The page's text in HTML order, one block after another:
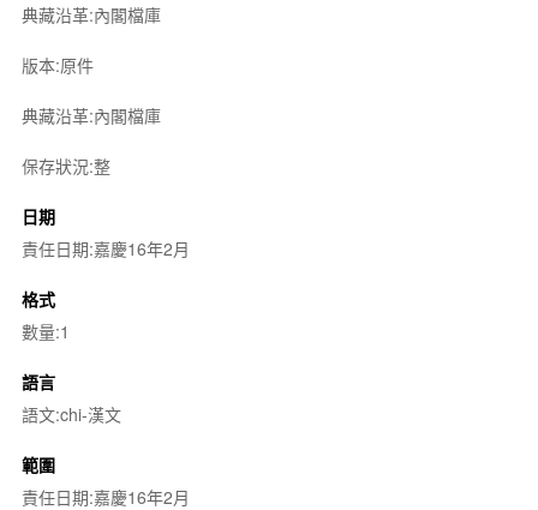
典藏沿革:內閣檔庫
版本:原件
典藏沿革:內閣檔庫
保存狀況:整
日期
責任日期:嘉慶16年2月
格式
數量:1
語言
語文:chi-漢文
範圍
責任日期:嘉慶16年2月